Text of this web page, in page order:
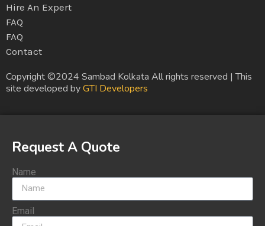
Hire An Expert
FAQ
FAQ
Contact
Copyright ©2024 Sambad Kolkata All rights reserved | This
site developed byGTI Developers
Request A Quote
Name
Email